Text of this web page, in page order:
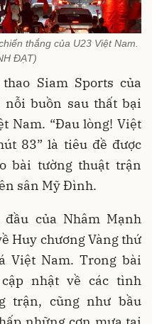
thắng của U23 Việt Nam.
ĐẠT)
Siam Sports của
buồn sau thất bại
Nam. “Đau lòng! Việt
83” là tiêu đề được
bài tường thuật trận
sân Mỹ Đình.
của Nhâm Mạnh
Huy chương Vàng thứ
Việt Nam. Trong bài
nhật về các tình
trận, cũng như bầu